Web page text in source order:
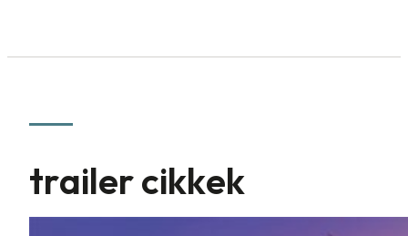
trailer cikkek